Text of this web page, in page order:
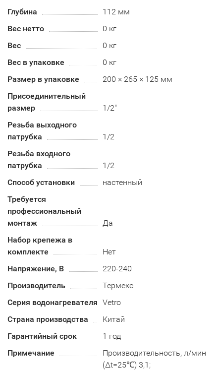
Глубина
112 мм
Вес нетто
0 кг
Вес
0 кг
Вес в упаковке
0 кг
Размер в упаковке
200 × 265 × 125 мм
Присоединительный
размер
1/2"
Резьба выходного
патрубка
1/2
Резьба входного
патрубка
1/2
Способ установки
настенный
Требуется
профессиональный
монтаж
Да
Набор крепежа в
комплекте
Нет
Напряжение, В
220-240
Производитель
Термекс
Серия водонагревателя Vetro
Страна производства
Китай
Гарантийный срок
1 год
Примечание
Производительность, л/мин
(∆t=25℃) 3,1;